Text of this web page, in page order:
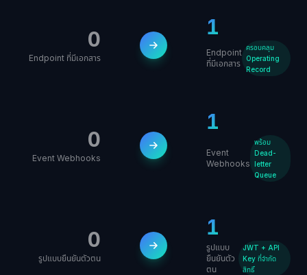
0
Endpoint ที่มีเอกสาร
1
Endpoint
ที่มีเอกสาร
ครอบคลุม
Operating
Record
0
Event Webhooks
1
Event
Webhooks
พร้อม
Dead-
letter
Queue
0
รูปแบบยืนยันตัวตน
1
รูปแบบ
ยืนยันตัว
ตน
JWT + API
Key ที่จำกัด
สิทธิ์